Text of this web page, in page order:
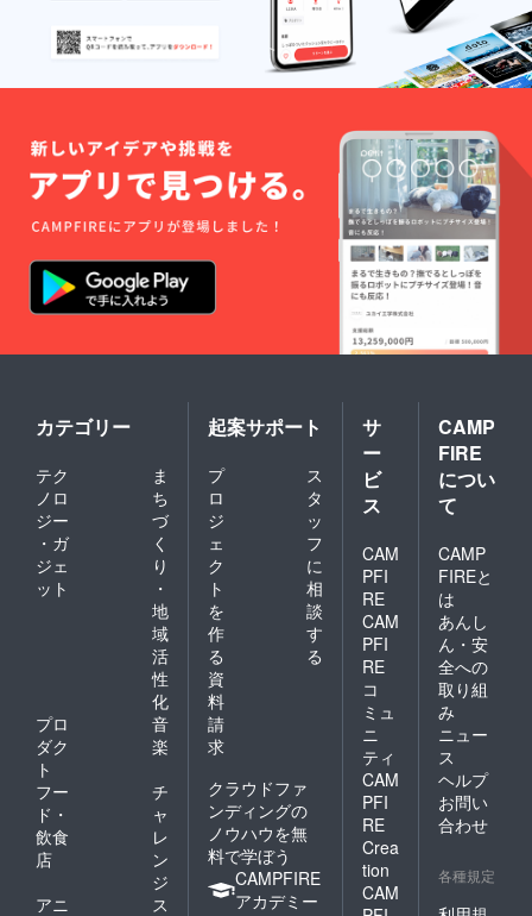
カテゴリー
テク
ノロ
ジー
・ガ
ジェ
ット
ま
ち
づ
く
り
・
地
域
活
性
化
プロ
ダク
ト
音
楽
フー
ド・
飲食
店
チ
ャ
レ
ン
ジ
アニ
ス
起案サポート
プ
ロ
ジ
ェ
ク
ト
を
作
る
ス
タ
ッ
フ
に
相
談
す
る
資
料
請
求
クラウドファ
ンディングの
ノウハウを無
料で学ぼう
CAMPFIRE
アカデミー
サ
ー
ビ
ス
CAM
PFI
RE
CAM
PFI
RE
コ
ミュ
ニ
ティ
CAM
PFI
RE
Crea
tion
CAM
CAMP
FIRE
につい
て
CAMP
FIREと
は
あんし
ん・安
全への
取り組
み
ニュー
ス
ヘルプ
お問い
合わせ
各種規定